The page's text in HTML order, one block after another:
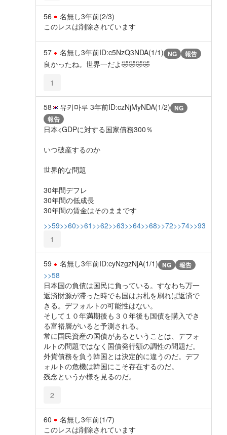
56 名無し3年前(2/3)
このレスは削除されています
57 名無し3年前ID:c5NzQ3NDA(1/1) NG 報告
良かったね。世界一だよ🤣🤣🤣🤣
1
58 유키마루 3年前ID:czNjMyNDA(1/2) NG
報告
日本<GDPに対する国家債務300％
いつ破産するのか
世界的な問題
30年間デフレ
30年間の低成長
30年間の賃金はそのままです
>>59>>60>>61 >>62>>63>>64>>68>>72>>74>>93
1
59 名無し3年前ID:cyNzgzNjA(1/1) NG 報告
>>58
日本国の負債は国民に負っている。すなわち万一
返済財源が滞った時でも国はお札を刷れば返済で
きる。デフォルトの可能性はない。
そして１０年満期後も３０年後も国債を購入でき
る富裕層がいると予測される。
常に国民資産の国債があるということは、デフォ
ルトの問題ではなく国債発行額の調性の問題だ。
外貨債務を負う韓国とは決定的に違うのだ。デフ
ォルトの危機は韓国にこそ存在するのだ。
残念というか様を見るのだ。
2
60 名無し3年前(1/7)
このレスは削除されています